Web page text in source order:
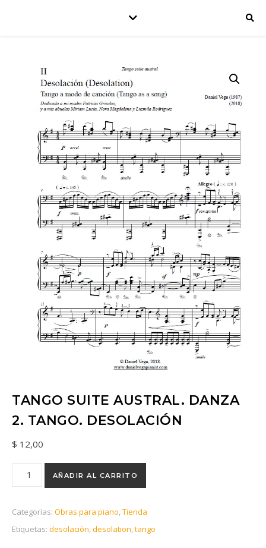
TANGO SUITE AUSTRAL. DANZA
2. TANGO. DESOLACIÓN
$ 12,00
AÑADIR AL CARRITO
Categorías: Obras para piano,Tienda
Etiquetas: desolación,desolation,tango